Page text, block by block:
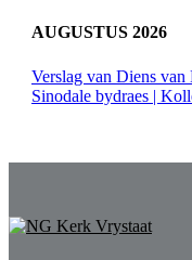
AUGUSTUS 2026
Verslag van Diens
Sinodale bydraes |